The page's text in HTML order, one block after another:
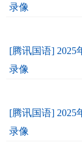
录像
[腾讯国语] 2025
录像
[腾讯国语] 2025
录像